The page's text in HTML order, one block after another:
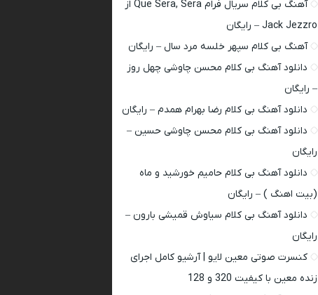
آهنگ بی کلام سریال فرام Que Sera, Sera از
Jack Jezzro – رایگان
آهنگ بی کلام سپهر خلسه مرد سال – رایگان
دانلود آهنگ بی کلام محسن چاوشی چهل روز
– رایگان
دانلود آهنگ بی کلام رضا بهرام همدم – رایگان
دانلود آهنگ بی کلام محسن چاوشی حسین –
رایگان
دانلود آهنگ بی کلام حامیم خورشید و ماه
(بیت اهنگ ) – رایگان
دانلود آهنگ بی کلام سیاوش قمیشی بارون –
رایگان
کنسرت صوتی معین لایو | آرشیو کامل اجرای
زنده معین با کیفیت 320 و 128